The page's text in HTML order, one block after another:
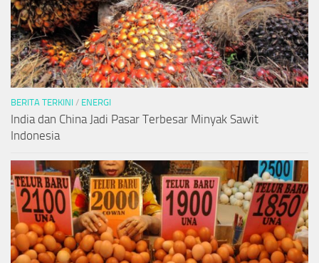
BERITA TERKINI / ENERGI
India dan China Jadi Pasar Terbesar Minyak Sawit
Indonesia